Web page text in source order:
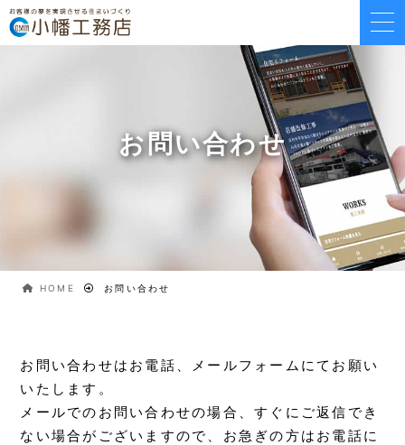
お問い合わせ
HOME お問い合わせ
お問い合わせはお電話、メールフォームにてお願い
いたします。
メールでのお問い合わせの場合、すぐにご返信でき
ない場合がございますので、お急ぎの方はお電話に